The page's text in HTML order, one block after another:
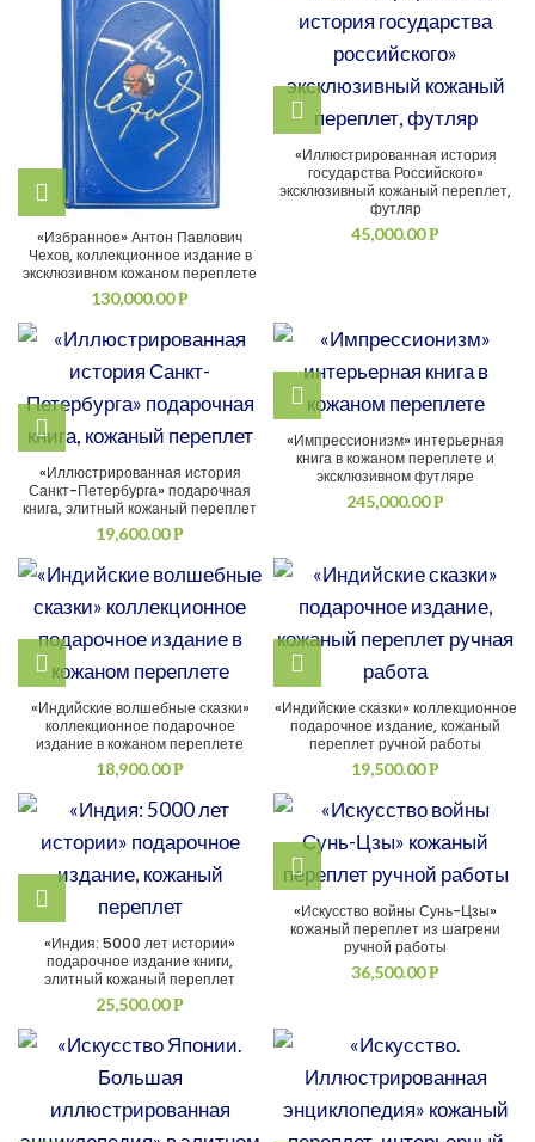
«Избранное» Антон Павлович
Чехов, коллекционное издание в
эксклюзивном кожаном переплете
130,000.00Р
«Иллюстрированная история
государства Российского»
эксклюзивный кожаный переплет,
футляр
45,000.00Р
«Иллюстрированная история
Санкт-Петербурга» подарочная
книга, элитный кожаный переплет
19,600.00Р
«Импрессионизм» интерьерная
книга в кожаном переплете и
эксклюзивном футляре
245,000.00Р
«Индийские волшебные сказки»
коллекционное подарочное
издание в кожаном переплете
18,900.00Р
«Индийские сказки» коллекционное
подарочное издание, кожаный
переплет ручной работы
19,500.00Р
«Индия: 5000 лет истории»
подарочное издание книги,
элитный кожаный переплет
25,500.00Р
«Искусство войны Сунь-Цзы»
кожаный переплет из шагрени
ручной работы
36,500.00Р